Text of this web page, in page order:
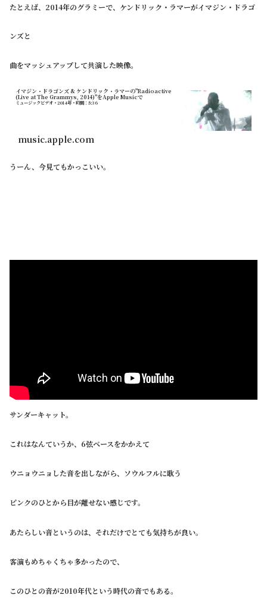
たとえば、2014年のグラミーで、ケンドリック・ラマーがイマジン・ドラゴ
ンズと
曲をマッシュアップして共演した映像。
イマジン・ドラゴンズ & ケンドリック・ラマーの"Radioactive
(Live at The Grammys, 2014)"をApple Musicで
ミュージックビデオ・2014年・時間：5:36
music.apple.com
うーん、今見てもかっこいい。
サンダーキャット。
これはなんていうか、6弦ベースをかかえて
ウニョウニョした音を出しながら、ソウルフルに歌う
ピンクのひとから目が離せない感じです。
あたらしい音というのは、それだけでとても気持ちが良い。
客演もめちゃくちゃ多かったので、
このひとの音が2010年代という時代の音でもある。